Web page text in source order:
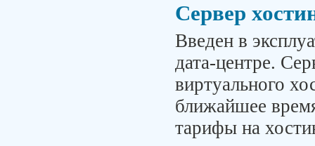
Сервер
Введен в
дата-центре.
виртуального
ближайшее
тарифы на